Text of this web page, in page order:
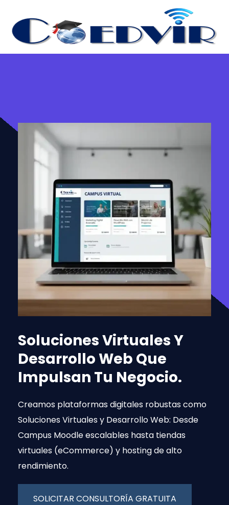
Soluciones Virtuales Y
Desarrollo Web Que
Impulsan Tu Negocio.
Creamos plataformas digitales robustas como
Soluciones Virtuales y Desarrollo Web: Desde
Campus Moodle escalables hasta tiendas
virtuales (eCommerce) y hosting de alto
rendimiento.
SOLICITAR CONSULTORÍA GRATUITA